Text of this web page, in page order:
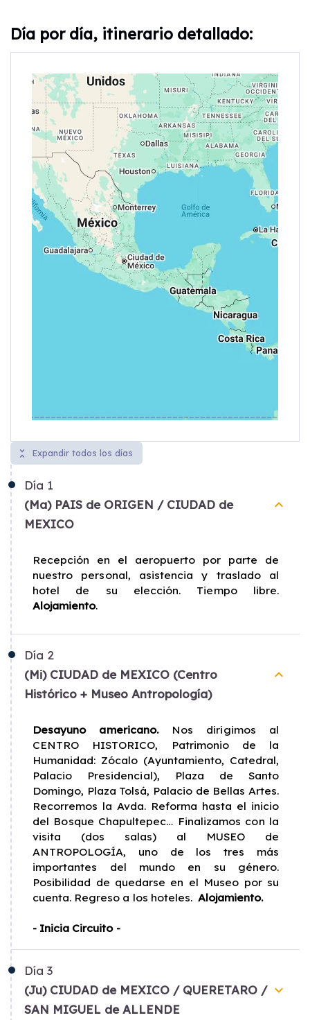
Día por día, itinerario detallado:
Día 1
(Ma) PAIS de ORIGEN / CIUDAD de
MEXICO
keyboard_arrow_up
Recepción en el aeropuerto por parte de
nuestro personal, asistencia y traslado al
hotel de su elección. Tiempo libre.
Alojamiento.
Día 2
(Mi) CIUDAD de MEXICO (Centro
Histórico + Museo Antropología)
keyboard_arrow_up
Desayuno americano. Nos dirigimos al
CENTRO HISTORICO, Patrimonio de la
Humanidad: Zócalo (Ayuntamiento, Catedral,
Palacio Presidencial), Plaza de Santo
Domingo, Plaza Tolsá, Palacio de Bellas Artes.
Recorremos la Avda. Reforma hasta el inicio
del Bosque Chapultepec… Finalizamos con la
visita (dos salas) al MUSEO de
ANTROPOLOGÍA, uno de los tres más
importantes del mundo en su género.
Posibilidad de quedarse en el Museo por su
cuenta. Regreso a los hoteles. Alojamiento.
- Inicia Circuito -
Día 3
(Ju) CIUDAD de MEXICO / QUERETARO /
SAN MIGUEL de ALLENDE
keyboard_arrow_down
unfold_less Expandir todos los días